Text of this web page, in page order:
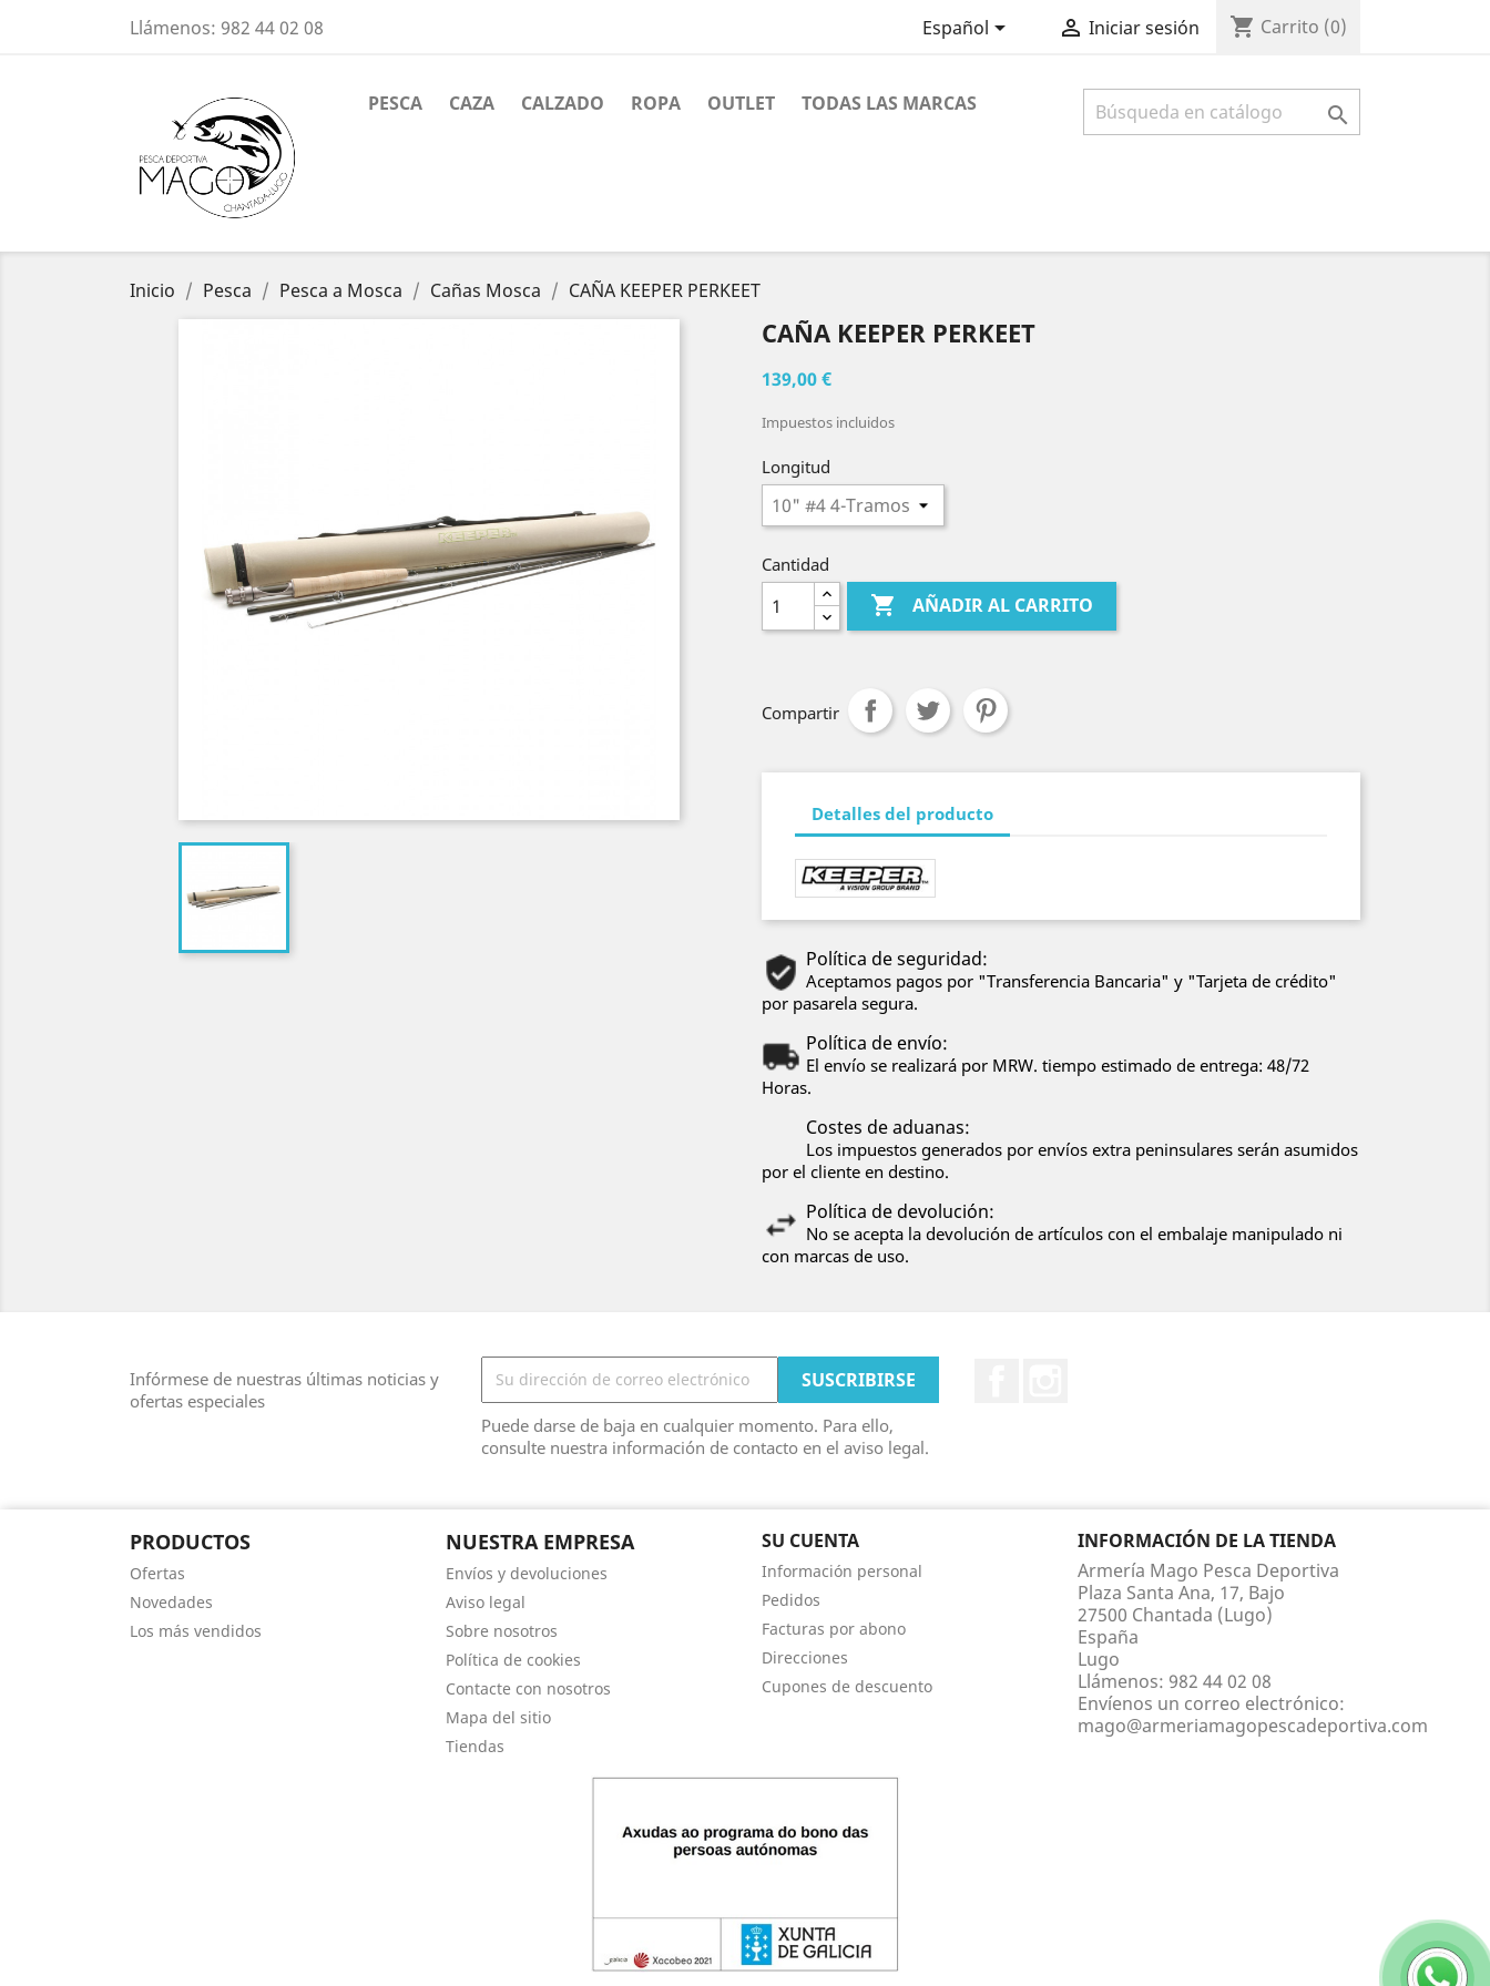
Llámenos: 982 44 02 08 Español  Iniciar sesión shopping_cart Carrito (0)

PESCA CAZA CALZADO ROPA OUTLET TODAS LAS MARCAS
Inicio Pesca Pesca a Mosca Cañas Mosca CAÑA KEEPER PERKEET
CAÑA KEEPER PERKEET
139,00 €
Impuestos incluidos
Longitud
Cantidad
 AÑADIR AL CARRITO
Compartir
Detalles del producto
Política de seguridad:
Aceptamos pagos por "Transferencia Bancaria" y "Tarjeta de crédito"
por pasarela segura.
Política de envío:
El envío se realizará por MRW. tiempo estimado de entrega: 48/72
Horas.
Costes de aduanas:
Los impuestos generados por envíos extra peninsulares serán asumidos
por el cliente en destino.
Política de devolución:
No se acepta la devolución de artículos con el embalaje manipulado ni
con marcas de uso.
Infórmese de nuestras últimas noticias y
ofertas especiales
Puede darse de baja en cualquier momento. Para ello,
consulte nuestra información de contacto en el aviso legal.
PRODUCTOS
Ofertas
Novedades
Los más vendidos
NUESTRA EMPRESA
Envíos y devoluciones
Aviso legal
Sobre nosotros
Política de cookies
Contacte con nosotros
Mapa del sitio
Tiendas
SU CUENTA
Información personal
Pedidos
Facturas por abono
Direcciones
Cupones de descuento
INFORMACIÓN DE LA TIENDA
Armería Mago Pesca Deportiva
Plaza Santa Ana, 17, Bajo
27500 Chantada (Lugo)
España
Lugo
Llámenos: 982 44 02 08
Envíenos un correo electrónico:
mago@armeriamagopescadeportiva.com